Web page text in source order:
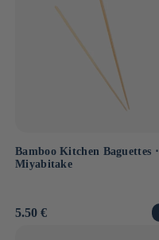
Bamboo Kitchen Baguettes ⋅
Miyabitake
Normale
5.50 €